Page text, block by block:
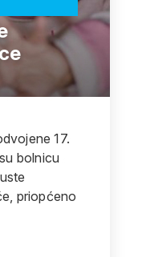
17.
bolnicu
priopćeno